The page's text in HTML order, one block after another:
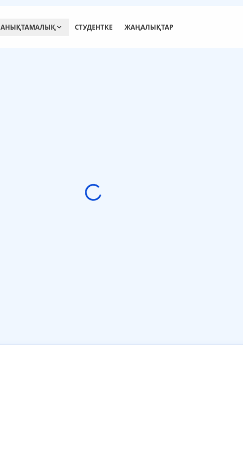
АНЫҚТАМАЛЫҚ СТУДЕНТКЕ ЖАҢАЛЫҚТАР